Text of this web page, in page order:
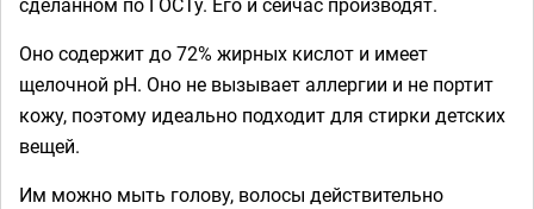
Оно содержит до 72% жирных кислот и имеет
щелочной рН. Оно не вызывает аллергии и не портит
кожу, поэтому идеально подходит для стирки детских
вещей.
Им можно мыть голову, волосы действительно